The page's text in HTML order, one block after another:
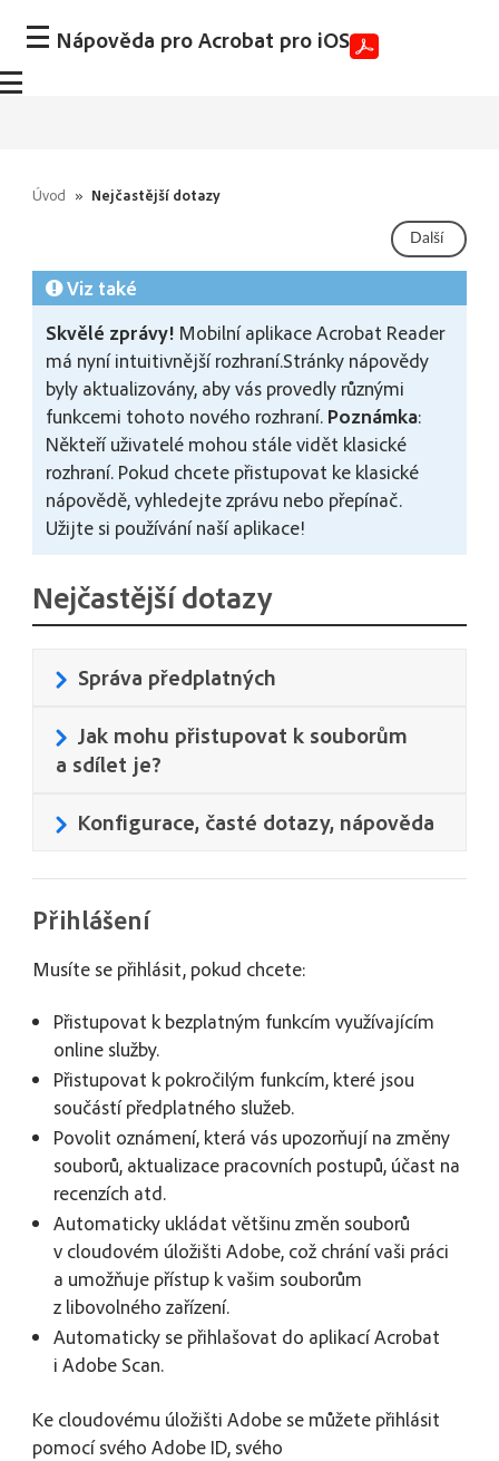
Nápověda pro Acrobat pro iOS
Úvod » Nejčastější dotazy
Další
Viz také
Skvělé zprávy! Mobilní aplikace Acrobat Reader
má nyní intuitivnější rozhraní.Stránky nápovědy
byly aktualizovány, aby vás provedly různými
funkcemi tohoto nového rozhraní. Poznámka:
Někteří uživatelé mohou stále vidět klasické
rozhraní. Pokud chcete přistupovat ke klasické
nápovědě, vyhledejte zprávu nebo přepínač.
Užijte si používání naší aplikace!
Nejčastější dotazy
Správa předplatných
Jak mohu přistupovat k souborům
a sdílet je?
Konfigurace, časté dotazy, nápověda
Přihlášení
Musíte se přihlásit, pokud chcete:
Přistupovat k bezplatným funkcím využívajícím
online služby.
Přistupovat k pokročilým funkcím, které jsou
součástí předplatného služeb.
Povolit oznámení, která vás upozorňují na změny
souborů, aktualizace pracovních postupů, účast na
recenzích atd.
Automaticky ukládat většinu změn souborů
v cloudovém úložišti Adobe, což chrání vaši práci
a umožňuje přístup k vašim souborům
z libovolného zařízení.
Automaticky se přihlašovat do aplikací Acrobat
i Adobe Scan.
Ke cloudovému úložišti Adobe se můžete přihlásit
pomocí svého Adobe ID, svého